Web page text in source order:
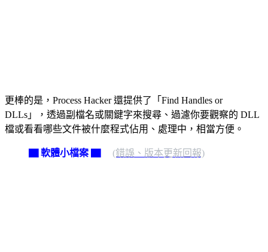
更棒的是，Process Hacker 還提供了「Find Handles or
DLLs」，透過副檔名或關鍵字來搜尋、過濾你要觀察的 DLL
檔或看看哪些文件被什麼程式佔用、處理中，相當方便。
▇ 軟體小檔案 ▇ (錯誤、版本更新回報)